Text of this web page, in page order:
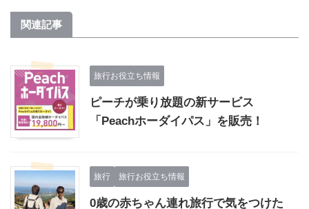
関連記事
旅行お役立ち情報
ピーチが乗り放題の新サービス
「Peachホーダイパス」を販売！
旅行 旅行お役立ち情報
0歳の赤ちゃん連れ旅行で気をつけた